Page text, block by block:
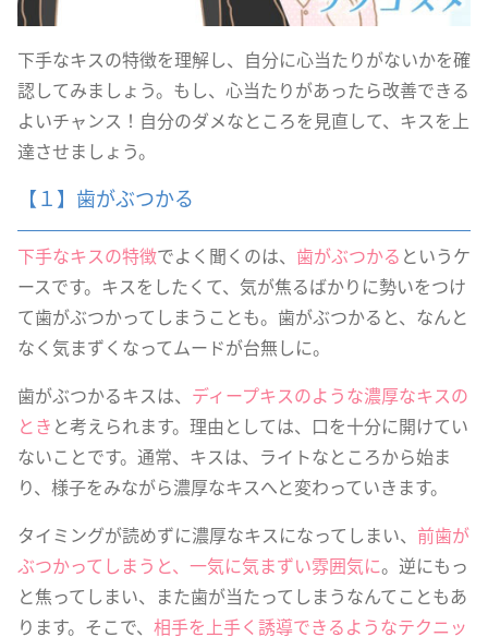
下手なキスの特徴を理解し、自分に心当たりがないかを確
認してみましょう。もし、心当たりがあったら改善できる
よいチャンス！自分のダメなところを見直して、キスを上
達させましょう。
【１】歯がぶつかる
下手なキスの特徴でよく聞くのは、 歯がぶつかる というケ
ースです。キスをしたくて、気が焦るばかりに勢いをつけ
て歯がぶつかってしまうことも。歯がぶつかると、なんと
なく気まずくなってムードが台無しに。
歯がぶつかるキスは、 ディープキスのような濃厚なキスの
とき と考えられます。理由としては、口を十分に開けてい
ないことです。通常、キスは、ライトなところから始ま
り、様子をみながら濃厚なキスへと変わっていきます。
タイミングが読めずに濃厚なキスになってしまい、 前歯が
ぶつかってしまうと、一気に気まずい雰囲気に。逆にもっ
と焦ってしまい、また歯が当たってしまうなんてこともあ
ります。そこで、 相手を上手く誘導できるようなテクニッ